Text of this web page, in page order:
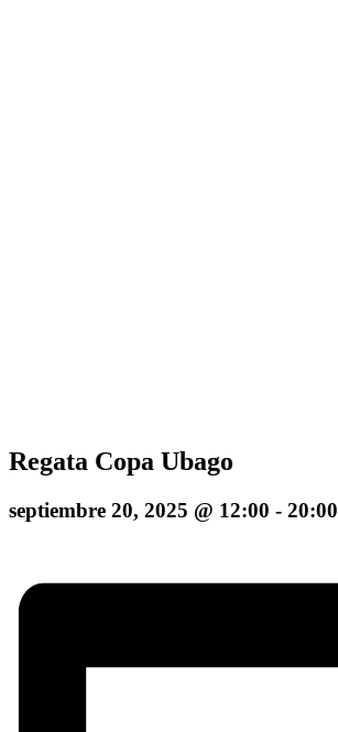
Regata Copa Ubago
septiembre 20, 2025 @ 12:00 - 20:00